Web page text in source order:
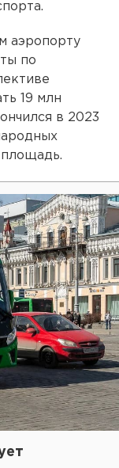
аэропорту
по
19 млн
в 2023